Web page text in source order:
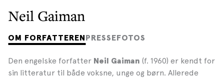
Neil Gaiman
OM FORFATTERENPRESSEFOTOS
Den engelske forfatter Neil Gaiman (f. 1960) er kendt for
sin litteratur til både voksne, unge og børn. Allerede